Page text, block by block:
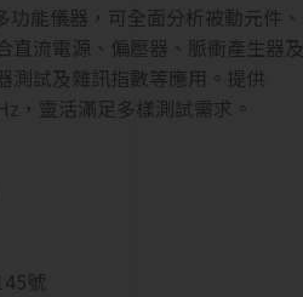
能儀器，可全面分析被動元件、
直流電源、偏壓器、脈衝產生器及
測試及雜訊指數等應用。提供
靈活滿足多樣測試需求。
號